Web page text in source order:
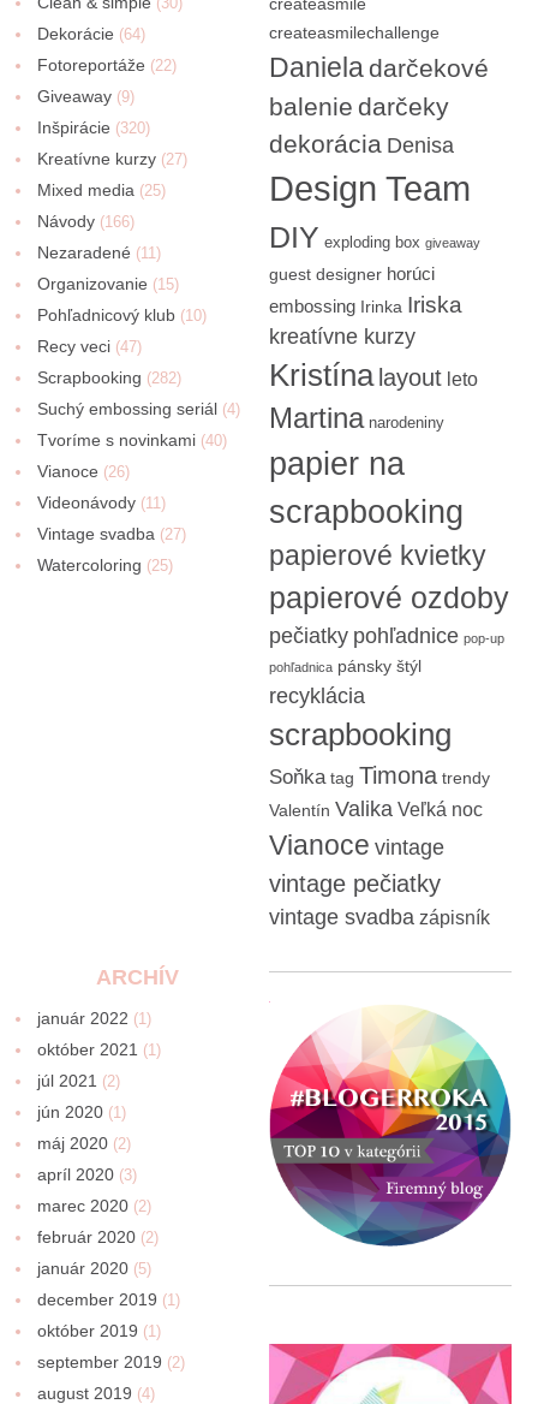
Dekorácie (64)
Fotoreportáže (22)
Giveaway (9)
Inšpirácie (320)
Kreatívne kurzy (27)
Mixed media (25)
Návody (166)
Nezaradené (11)
Organizovanie (15)
Pohľadnicový klub (10)
Recy veci (47)
Scrapbooking (282)
Suchý embossing seriál (4)
Tvoríme s novinkami (40)
Vianoce (26)
Videonávody (11)
Vintage svadba (27)
Watercoloring (25)
createasmilechallenge
Daniela darčekové
balenie darčeky
dekorácia Denisa
Design Team
DIY exploding box giveaway
guest designer horúci
embossing Irinka Iriska
kreatívne kurzy
Kristína layout leto
Martina narodeniny
papier na
scrapbooking
papierové kvietky
papierové ozdoby
pečiatky pohľadnice pop-up
pohľadnica pánsky štýl
recyklácia
scrapbooking
Soňka tag Timona trendy
Valentín Valika Veľká noc
Vianoce vintage
vintage pečiatky
vintage svadba zápisník
ARCHÍV
január 2022 (1)
október 2021 (1)
júl 2021 (2)
jún 2020 (1)
máj 2020 (2)
apríl 2020 (3)
marec 2020 (2)
február 2020 (2)
január 2020 (5)
december 2019 (1)
október 2019 (1)
september 2019 (2)
august 2019 (4)